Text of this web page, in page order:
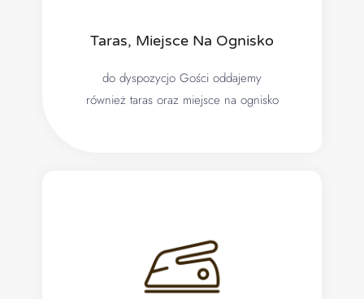
Taras, Miejsce Na Ognisko
do dyspozycjo Gości oddajemy
również taras oraz miejsce na ognisko